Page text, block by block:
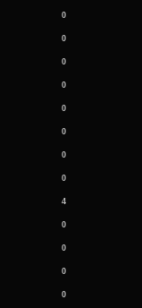
0
0
0
0
0
0
0
0
4
0
0
0
0